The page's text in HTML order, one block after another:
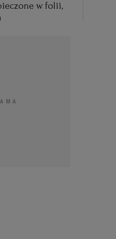
w folii,